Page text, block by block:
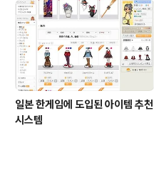
일본 한게임에 도입된 아이템 추천
시스템